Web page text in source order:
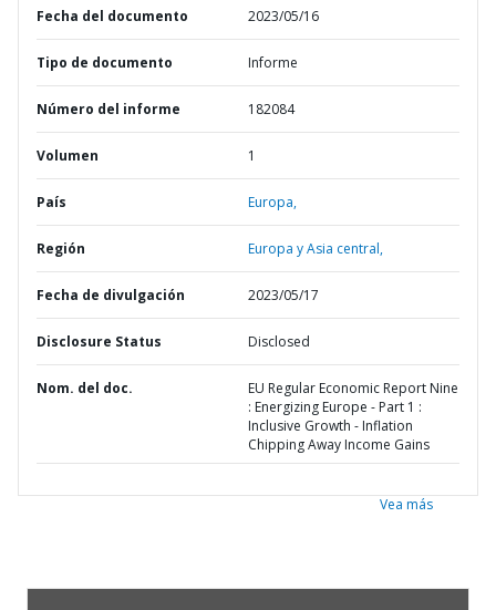
Fecha del documento 2023/05/16
Tipo de documento Informe
Número del informe 182084
Volumen 1
País Europa,
Región Europa y Asia central,
Fecha de divulgación 2023/05/17
Disclosure Status Disclosed
Nom. del doc.
EU Regular Economic Report Nine
: Energizing Europe - Part 1 :
Inclusive Growth - Inflation
Chipping Away Income Gains
Vea más